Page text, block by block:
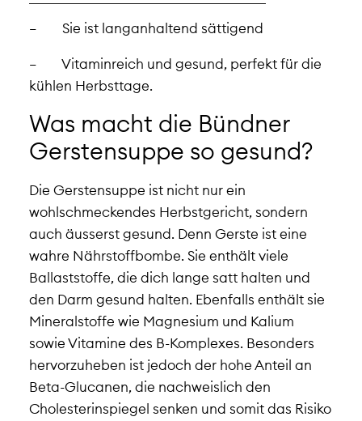
– Sie ist langanhaltend sättigend
–
Vitaminreich und gesund, perfekt für die
kühlen Herbsttage.
Was macht die Bündner
Gerstensuppe so gesund?
Die Gerstensuppe ist nicht nur ein
wohlschmeckendes Herbstgericht, sondern
auch äusserst gesund. Denn Gerste ist eine
wahre Nährstoffbombe. Sie enthält viele
Ballaststoffe, die dich lange satt halten und
den Darm gesund halten. Ebenfalls enthält sie
Mineralstoffe wie Magnesium und Kalium
sowie Vitamine des B-Komplexes. Besonders
hervorzuheben ist jedoch der hohe Anteil an
Beta-Glucanen, die nachweislich den
Cholesterinspiegel senken und somit das Risiko